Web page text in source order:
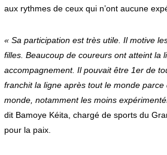
aux rythmes de ceux qui n’ont aucune
« Sa participation est très utile. Il motive
filles. Beaucoup de coureurs ont atteint la
accompagnement. Il pouvait être 1er de
franchit la ligne après tout le monde parce
monde, notamment les moins
dit Bamoye Kéita, chargé de sports du
pour la paix.